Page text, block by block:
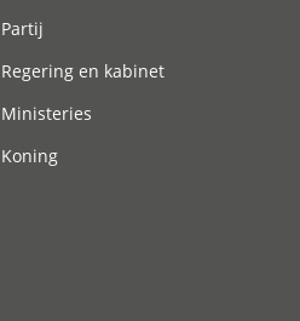
Partij
Regering en kabinet
Ministeries
Koning